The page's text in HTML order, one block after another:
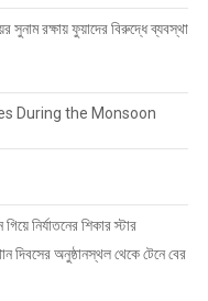
সুনাম রক্ষায় ফুয়াদের বিরুদ্ধে ব্যবস্থা
During the Monsoon
নির্যাতনের শিকার স্টার
দিবসের অনুষ্ঠানস্থল থেকে টেনে বের